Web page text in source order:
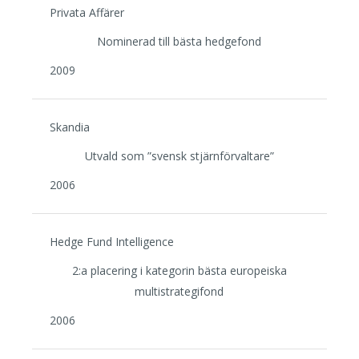
Privata Affärer
Nominerad till bästa hedgefond
2009
Skandia
Utvald som ”svensk stjärnförvaltare”
2006
Hedge Fund Intelligence
2:a placering i kategorin bästa europeiska
multistrategifond
2006